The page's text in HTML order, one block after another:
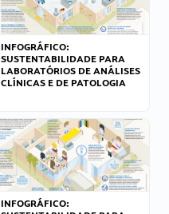
INFOGRÁFICO:
SUSTENTABILIDADE PARA
LABORATÓRIOS DE ANÁLISES
CLÍNICAS E DE PATOLOGIA
INFOGRÁFICO: